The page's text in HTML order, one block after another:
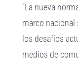
“La nueva
marco nacional
los desafíos
medios de